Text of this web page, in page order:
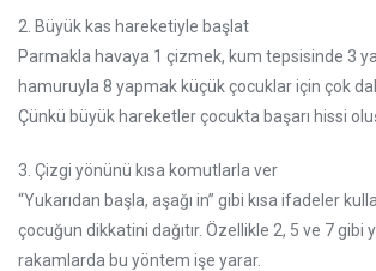
2. Büyük kas hareketiyle başlat
Parmakla havaya 1 çizmek, kum tepsisinde 3
hamuruyla 8 yapmak küçük çocuklar için çok
Çünkü büyük hareketler çocukta başarı hissi
3. Çizgi yönünü kısa komutlarla ver
“Yukarıdan başla, aşağı in” gibi kısa ifadeler
çocuğun dikkatini dağıtır. Özellikle 2, 5 ve 7 gibi
rakamlarda bu yöntem işe yarar.